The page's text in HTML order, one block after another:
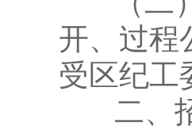
开、过程
受区纪工
二、招